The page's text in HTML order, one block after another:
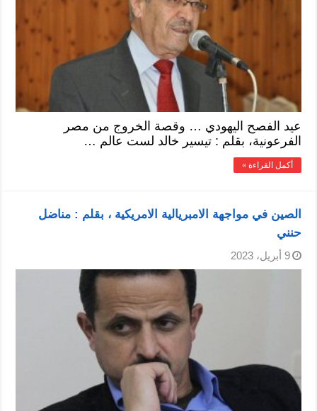
عيد الفصح اليهودي … وقصة الخروج من مصر
الفرعونية، بقلم : تيسير خالد لست عالم …
أكمل القراءة »
الصين في مواجهة الامبريالية الامريكية ، بقلم : مناضل
حنني
9 أبريل، 2023